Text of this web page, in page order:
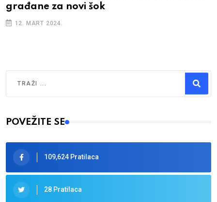
građane za novi šok
12. MART 2024.
Type 2 or more characters for results.
POVEŽITE SE
109,624 Pratilaca
28 Pratilaca